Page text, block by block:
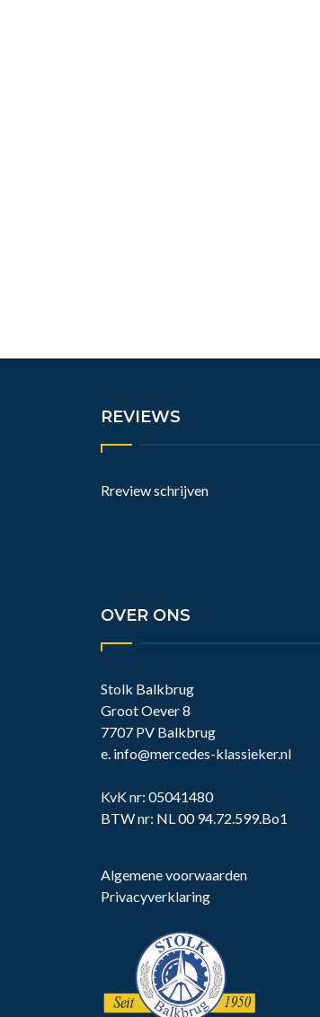
REVIEWS
Rreview schrijven
OVER ONS
Stolk Balkbrug
Groot Oever 8
7707 PV Balkbrug
e. info@mercedes-klassieker.nl
KvK nr: 05041480
BTW nr: NL 00 94.72.599.Bo1
Algemene voorwaarden
Privacyverklaring